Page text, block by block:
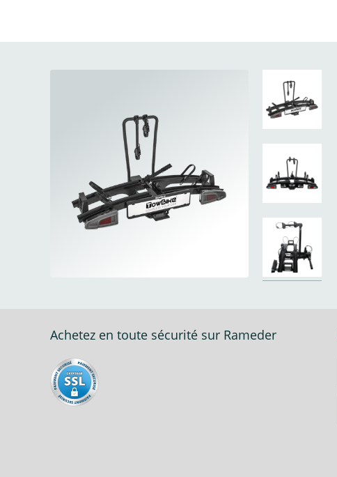
Achetez en toute sécurité sur Rameder